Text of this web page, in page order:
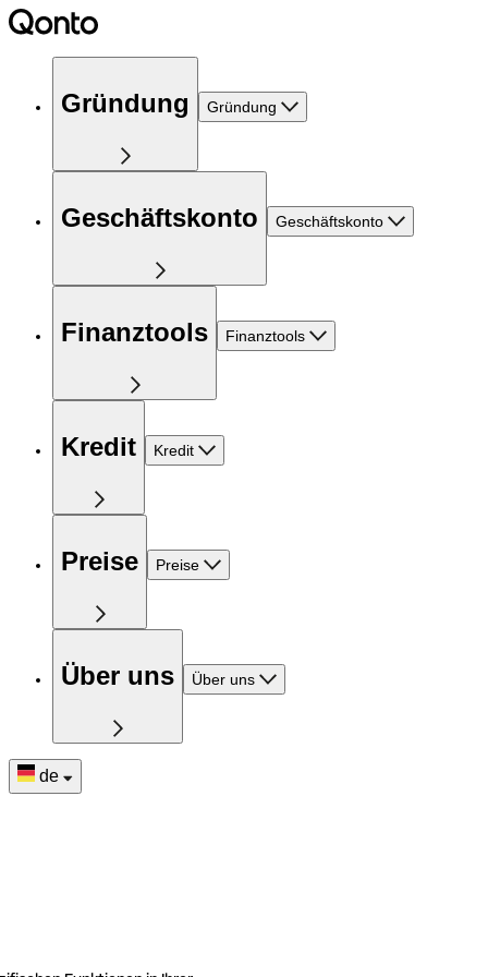
Gründung Gründung
Geschäftskonto Geschäftskonto
Finanztools Finanztools
Kredit Kredit
Preise Preise
Über uns Über uns
de